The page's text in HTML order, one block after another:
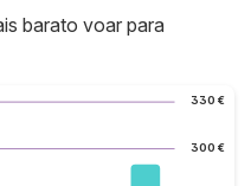
barato voar para
300 €
330 €